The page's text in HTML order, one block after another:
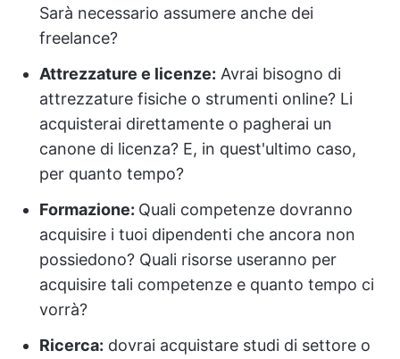
Sarà necessario assumere anche dei
freelance?
Attrezzature e licenze: Avrai bisogno di
attrezzature fisiche o strumenti online? Li
acquisterai direttamente o pagherai un
canone di licenza? E, in quest'ultimo caso,
per quanto tempo?
Formazione: Quali competenze dovranno
acquisire i tuoi dipendenti che ancora non
possiedono? Quali risorse useranno per
acquisire tali competenze e quanto tempo ci
vorrà?
Ricerca: dovrai acquistare studi di settore o